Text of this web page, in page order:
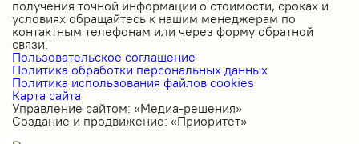
получения точной информации о стоимости, сроках и
условиях обращайтесь к нашим менеджерам по
контактным телефонам или через форму обратной
связи.
Пользовательское соглашение
Политика обработки персональных данных
Политика использования файлов cookies
Карта сайта
Управление сайтом: «Медиа-решения»
Создание и продвижение: «Приоритет»